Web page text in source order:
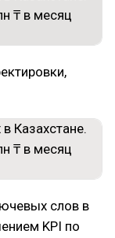
слов в
KPI по